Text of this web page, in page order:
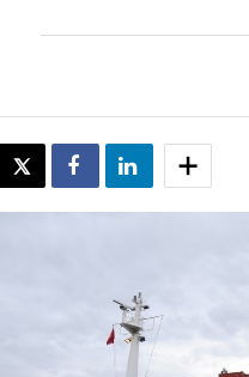
SHARE SHARE